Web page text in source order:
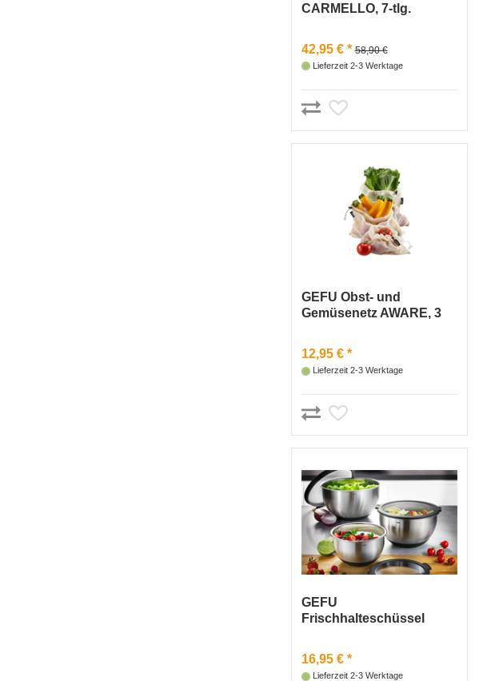
CARMELLO, 7-tlg.
42,95 € * 58,90 €
Lieferzeit 2-3 Werktage
GEFU Obst- und
Gemüsenetz AWARE, 3
12,95 € *
Lieferzeit 2-3 Werktage
GEFU
Frischhalteschüssel
16,95 € *
Lieferzeit 2-3 Werktage